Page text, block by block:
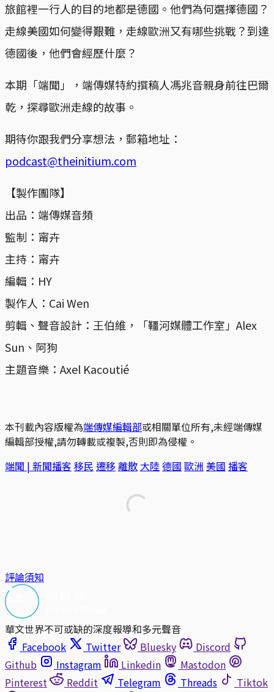
旅館裡一行人的目的地都是德國。他們為何選擇德國？
走線美國如何變得艱難，走線歐洲又有哪些挑戰？到達
德國後，他們會經歷什麼？
本期「端聞」，端傳媒特約撰稿人馮兆音親身前往巴爾
乾，探尋歐洲走線的故事。
期待你跟我們分享想法，郵箱地址：
podcast@theinitium.com
【製作團隊】
出品：端傳媒音頻
監制：甯卉
主持：甯卉
編輯：HY
製作人：Cai Wen
剪輯、聲音設計：王伯維，「韁河媒體工作室」Alex
Sun、阿狗
主題音樂：Axel Kacoutié
本刊載內容版權為端傳媒編輯部或相關單位所有,未經端傳媒
編輯部授權,請勿轉載或複製,否則即為侵權。
端聞 | 新聞播客 移民 遷移 離散 大陸德國 歐洲 美國 播客
評論須知
華文世界不可或缺的深度報導和多元聲音
Facebook
Twitter Bluesky
Discord
Github
Instagram Linkedin
Mastodon
Pinterest
Reddit Telegram Threads
Tiktok